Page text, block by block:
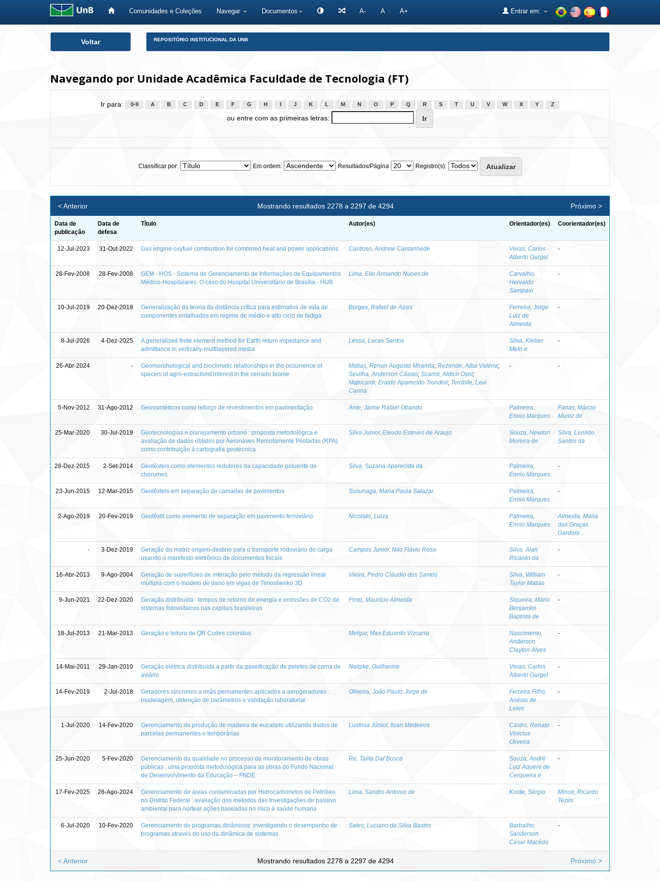
Comunidades e Coleções Navegar Documentos A- A A+ Entrar em:
Voltar REPOSITÓRIO INSTITUCIONAL DA UNB
Navegando por Unidade Acadêmica Faculdade de Tecnologia (FT)
Ir para: 0-9 A B C D E F G H J K L M N O P Q R S T U V W X Y Z
ou entre com as primeiras letras:
Classificar por: Em ordem: Resultados/Página Registro(s):
Mostrando resultados 2278 a 2297 de 4294
< Anterior Próximo >
Data de
publicação
Data de
defesa
Título Autor(es) Orientador(es) Coorientador(es)
12-Jul-2023 31-Out-2022 Gas engine oxyfuel combustion for combined heat and power applications Cardoso, Andrew Cantanhede
Veras, Carlos
Alberto Gurgel
-
28-Fev-2008 28-Fev-2008
GEM - HOS - Sistema de Gerenciamento de Informações de Equipamentos
Médico-Hospitalares. O caso do Hospital Universitário de Brasília - HUB
Lima, Elio Armando Nunes de
Carvalho,
Hervaldo
Sampaio
-
10-Jul-2019 20-Dez-2018
Generalização da teoria da distância crítica para estimativa de vida de
componentes entalhados em regime de médio e alto ciclo de fadiga
Borges, Rafael de Assis
Ferreira, Jorge
Luiz de
Almeida
-
8-Jul-2026 4-Dez-2025
A generalized finite element method for Earth return impedance and
admittance in vertically-multilayered media
Lessa, Lucas Santos
Silva, Kleber
Melo e
-
26-Abr-2024 -
Geomorphological and bioclimatic relationships in the occurrence of
species of agro-extractivist interest in the cerrado biome
Matias, Renan Augusto Miranda; Rezende, Alba Valéria;
Sevilha, Anderson Cássio; Scariot, Aldicir Osni;
Matricardi, Eraldo Aparecido Trondoli; Terribile, Levi
Carina
- -
5-Nov-2012 31-Ago-2012 Geossintéticos como reforço de revestimentos em pavimentação Ante, Jaime Rafael Obando
Palmeira,
Ennio Marques
Farias, Márcio
Muniz de
25-Mar-2020 30-Jul-2019
Geotecnologias e planejamento urbano : proposta metodológica e
avaliação de dados obtidos por Aeronaves Remotamente Pilotadas (RPA)
como contribuição à cartografia geotécnica
Silva Junior, Eleudo Esteves de Araujo
Souza, Newton
Moreira de
Silva, Lenildo
Santos da
28-Dez-2015 2-Set-2014
Geotêxteis como elementos redutores da capacidade poluente de
chorumes
Silva, Suzana Aparecida da
Palmeira,
Ennio Marques
-
23-Jun-2015 12-Mar-2015 Geotêxteis em separação de camadas de pavimentos Susunaga, Maria Paula Salazar
Palmeira,
Ennio Marques
-
2-Ago-2019 20-Fev-2019 Geotêxtil como elemento de separação em pavimento ferroviário Nicolato, Luiza
Palmeira,
Ennio Marques
Almeida, Maria
das Graças
Gardoni
- 3-Dez-2019
Geração da matriz origem-destino para o transporte rodoviário de carga
usando o manifesto eletrônico de documentos fiscais
Campos Junior, Nilo Flávio Rosa
Silva, Alan
Ricardo da
-
16-Abr-2013 9-Ago-2004
Geração de superfícies de interação pelo método da regressão linear
múltipla com o modelo de dano em vigas de Timoshenko 3D
Vieira, Pedro Cláudio dos Santos
Silva, William
Taylor Matias
-
9-Jun-2021 22-Dez-2020
Geração distribuída : tempos de retorno de energia e emissões de CO2 de
sistemas fotovoltaicos nas capitais brasileiras
Pinto, Maurício Almeida
Siqueira, Mário
Benjamim
Baptista de
-
18-Jul-2013 21-Mar-2013 Geração e leitura de QR Codes coloridos Melgar, Max Eduardo Vizcarra
Nascimento,
Anderson
Clayton Alves
-
14-Mai-2011 29-Jan-2010
Geração elétrica distribuída a partir da gaseificação de peletes de cama de
aviário
Neitzke, Guilherme
Veras, Carlos
Alberto Gurgel
-
14-Fev-2019 2-Jul-2018
Geradores síncronos a imãs permanentes aplicados a aerogeradores :
modelagem, obtenção de parâmetros e validação laboratorial
Oliveira, João Paulo Jorge de
Ferreira Filho,
Anésio de
Leles
-
1-Jul-2020 14-Fev-2020
Gerenciamento da produção de madeira de eucalipto utilizando dados de
parcelas permanentes e temporárias
Lustosa Júnior, Ilvan Medeiros
Castro, Renato
Vinicius
Oliveira
-
25-Jun-2020 5-Fev-2020
Gerenciamento da qualidade no processo de monitoramento de obras
públicas : uma proposta metodológica para as obras do Fundo Nacional
de Desenvolvimento da Educação – FNDE
Re, Talita Dal’Bosco
Souza, André
Luiz Aquere de
Cerqueira e
-
17-Fev-2025 28-Ago-2024
Gerenciamento de áreas contaminadas por Hidrocarbonetos de Petróleo
no Distrito Federal : avaliação dos métodos das Investigações de passivo
ambiental para nortear ações baseadas no risco à saúde humana
Lima, Sandro Antonio de Koide, Sérgio
Minoti, Ricardo
Tezini
6-Jul-2020 10-Fev-2020
Gerenciamento de programas dinâmicos: investigando o desempenho de
programas através do uso da dinâmica de sistemas
Sales, Luciano da Silva Bastos
Barbalho,
Sanderson
César Macêdo
-
Mostrando resultados 2278 a 2297 de 4294
< Anterior Próximo >